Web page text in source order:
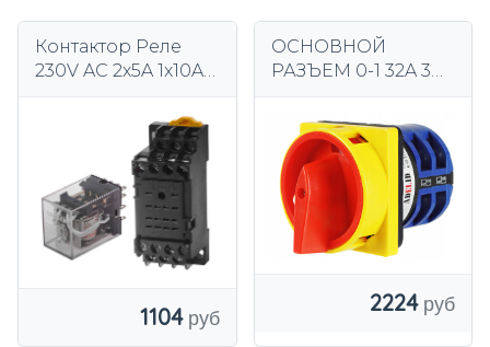
Контактор Реле
230V AC 2x5A 1x10A с
1104
ОСНОВНОЙ
РАЗЪЕМ 0-1 32A 3P
ИЗОЛЯЦИОННЫЙ
РАЗЪЕДИНИТЕЛЬ
2224